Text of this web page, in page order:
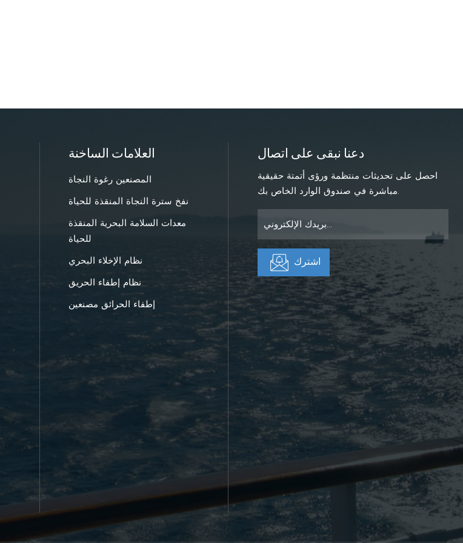
العلامات الساخنة
المصنعين رغوة النجاة
نفخ سترة النجاة المنقذة للحياة
معدات السلامة البحرية المنقذة
للحياة
نظام الإخلاء البحري
نظام إطفاء الحريق
إطفاء الحرائق مصنعين
دعنا نبقى على اتصال
احصل على تحديثات منتظمة ورؤى أتمتة حقيقية